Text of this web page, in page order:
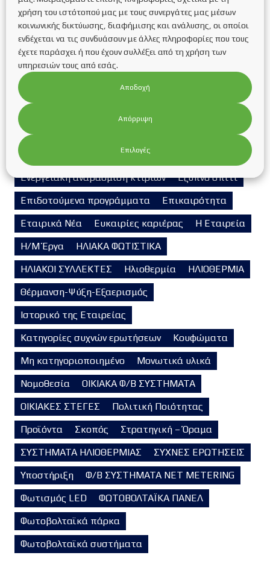
Αυτόνομα φωτοβολταϊκά συστήματα
ΒΑΣΕΙΣ ΣΤΗΡΙΞΗΣ ΦΩΤΟΒΟΛΤΑΪΚΩΝ ΠΑΝΕΛ
Βιομάζα
Βιομηχανικά Φ/Β Συστήματα
ΔΙΑΣΥΝΔΕΔΕΜΕΝΑ Φ/Β ΣΥΣΤΗΜΑΤΑ
Διασυνδεδεμένα φωτοβολταϊκά συστήματα
Ενεργειακή αναβάθμιση κτιρίων
Ενεργειακή αναβάθμιση κτιρίων
Έξυπνο σπίτι
Επιδοτούμενα προγράμματα
Επικαιρότητα
Εταιρικά Νέα
Ευκαιρίες καριέρας
Η Εταιρεία
Η/Μ Έργα
ΗΛΙΑΚΑ ΦΩΤΙΣΤΙΚΑ
ΗΛΙΑΚΟΙ ΣΥΛΛΕΚΤΕΣ
Ηλιοθερμία
ΗΛΙΟΘΕΡΜΙΑ
Θέρμανση-Ψύξη-Εξαερισμός
Ιστορικό της Εταιρείας
Κατηγορίες συχνών ερωτήσεων
Κουφώματα
Μη κατηγοριοποιημένο
Μονωτικά υλικά
Νομοθεσία
ΟΙΚΙΑΚΑ Φ/Β ΣΥΣΤΗΜΑΤΑ
ΟΙΚΙΑΚΕΣ ΣΤΕΓΕΣ
Πολιτική Ποιότητας
Προϊόντα
Σκοπός
Στρατηγική – Όραμα
ΣΥΣΤΗΜΑΤΑ ΗΛΙΟΘΕΡΜΙΑΣ
ΣΥΧΝΕΣ ΕΡΩΤΗΣΕΙΣ
Υποστήριξη
Φ/Β ΣΥΣΤΗΜΑΤΑ NET METERING
Φωτισμός LED
ΦΩΤΟΒΟΛΤΑΪΚΑ ΠΑΝΕΛ
Φωτοβολταϊκά πάρκα
Φωτοβολταϊκά συστήματα
χρήση του ιστότοπού μας με τους συνεργάτες μας μέσων
κοινωνικής δικτύωσης, διαφήμισης και ανάλυσης, οι οποίοι
ενδέχεται να τις συνδυάσουν με άλλες πληροφορίες που τους
έχετε παράσχει ή που έχουν συλλέξει από τη χρήση των
υπηρεσιών τους από εσάς.
Αποδοχή
Απόρριψη
Επιλογές